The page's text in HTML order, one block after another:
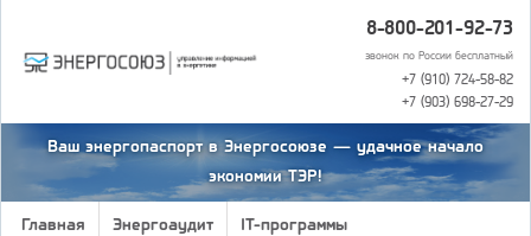
8-800-201-92-73
звонок по России бесплатный
+7 (910) 724-58-82
+7 (903) 698-27-29
Ваш энергопаспорт в Энергосоюзе — удачное начало
экономии ТЭР!
Главная Энергоаудит IT-программы